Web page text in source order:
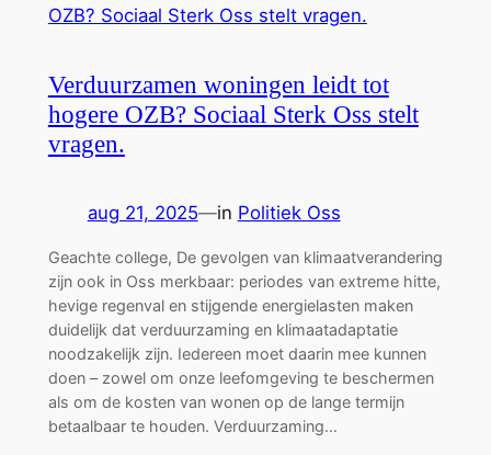
Verduurzamen woningen leidt tot
hogere OZB? Sociaal Sterk Oss stelt
vragen.
aug 21, 2025—in Politiek Oss
Geachte college, De gevolgen van klimaatverandering
zijn ook in Oss merkbaar: periodes van extreme hitte,
hevige regenval en stijgende energielasten maken
duidelijk dat verduurzaming en klimaatadaptatie
noodzakelijk zijn. Iedereen moet daarin mee kunnen
doen – zowel om onze leefomgeving te beschermen
als om de kosten van wonen op de lange termijn
betaalbaar te houden. Verduurzaming…